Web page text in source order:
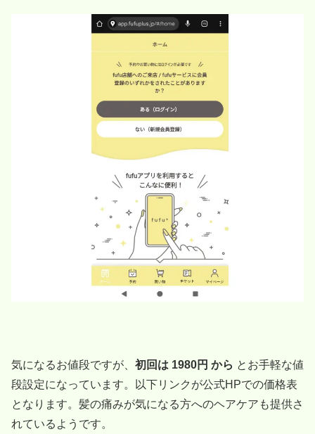
気になるお値段ですが、 初回は 1980円 から とお手軽な値
段設定になっています。以下リンクが公式HPでの価格表
となります。髪の痛みが気になる方へのヘアケアも提供さ
れているようです。